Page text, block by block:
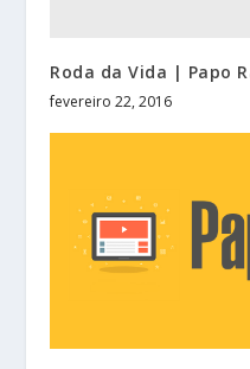
Roda da Vida | Papo
fevereiro 22, 2016